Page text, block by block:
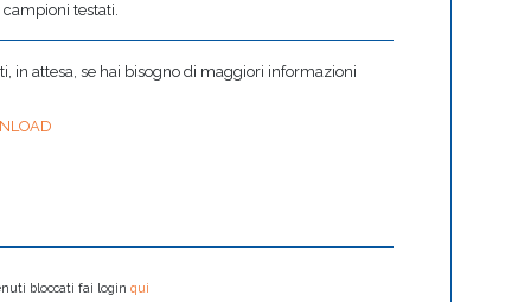
testati.
in attesa, se hai bisogno di maggiori informazioni
bloccati fai loginqui